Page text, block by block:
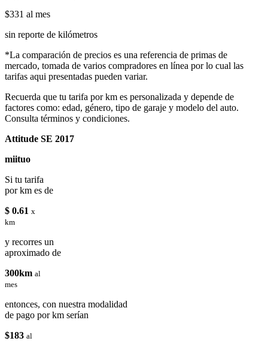
$331 al mes
sin reporte de kilómetros
*La comparación de precios es una referencia de primas de
mercado, tomada de varios compradores en línea por lo cual las
tarifas aqui presentadas pueden variar.
Recuerda que tu tarifa por km es personalizada y depende de
factores como: edad, género, tipo de garaje y modelo del auto.
Consulta términos y condiciones.
Attitude SE 2017
miituo
Si tu tarifa
por km es de
$ 0.61 x
km
y recorres un
aproximado de
300km al
mes
entonces, con nuestra modalidad
de pago por km serían
$183 al